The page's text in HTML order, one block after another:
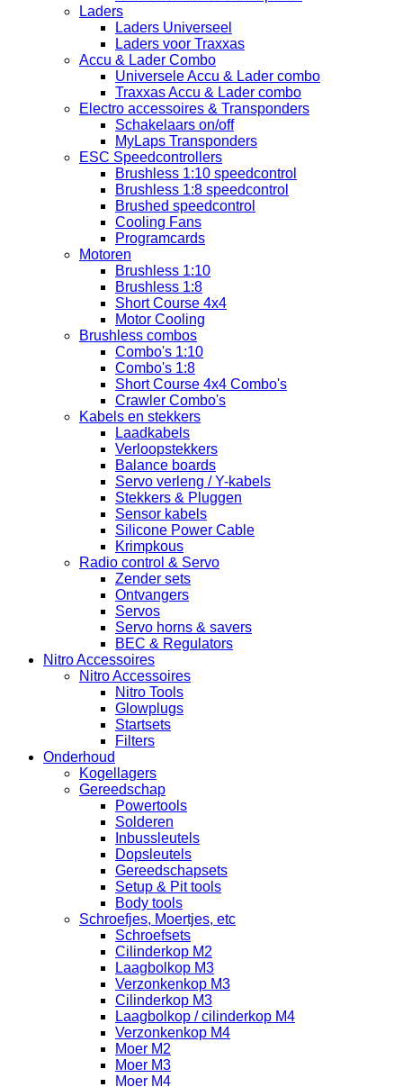
Laders
Laders Universeel
Laders voor Traxxas
Accu & Lader Combo
Universele Accu & Lader combo
Traxxas Accu & Lader combo
Electro accessoires & Transponders
Schakelaars on/off
MyLaps Transponders
ESC Speedcontrollers
Brushless 1:10 speedcontrol
Brushless 1:8 speedcontrol
Brushed speedcontrol
Cooling Fans
Programcards
Motoren
Brushless 1:10
Brushless 1:8
Short Course 4x4
Motor Cooling
Brushless combos
Combo's 1:10
Combo's 1:8
Short Course 4x4 Combo's
Crawler Combo's
Kabels en stekkers
Laadkabels
Verloopstekkers
Balance boards
Servo verleng / Y-kabels
Stekkers & Pluggen
Sensor kabels
Silicone Power Cable
Krimpkous
Radio control & Servo
Zender sets
Ontvangers
Servos
Servo horns & savers
BEC & Regulators
Nitro Accessoires
Nitro Accessoires
Nitro Tools
Glowplugs
Startsets
Filters
Onderhoud
Kogellagers
Gereedschap
Powertools
Solderen
Inbussleutels
Dopsleutels
Gereedschapsets
Setup & Pit tools
Body tools
Schroefjes, Moertjes, etc
Schroefsets
Cilinderkop M2
Laagbolkop M3
Verzonkenkop M3
Cilinderkop M3
Laagbolkop / cilinderkop M4
Verzonkenkop M4
Moer M2
Moer M3
Moer M4